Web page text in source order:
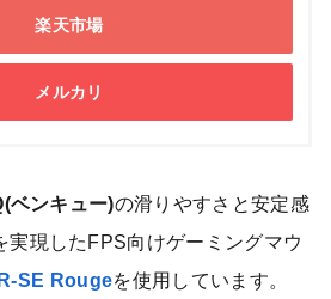
楽天市場
メルカリ
ベンキュー)の滑りやすさと安定感
実現したFPS向けゲーミングマウ
SE Rougeを使用しています。